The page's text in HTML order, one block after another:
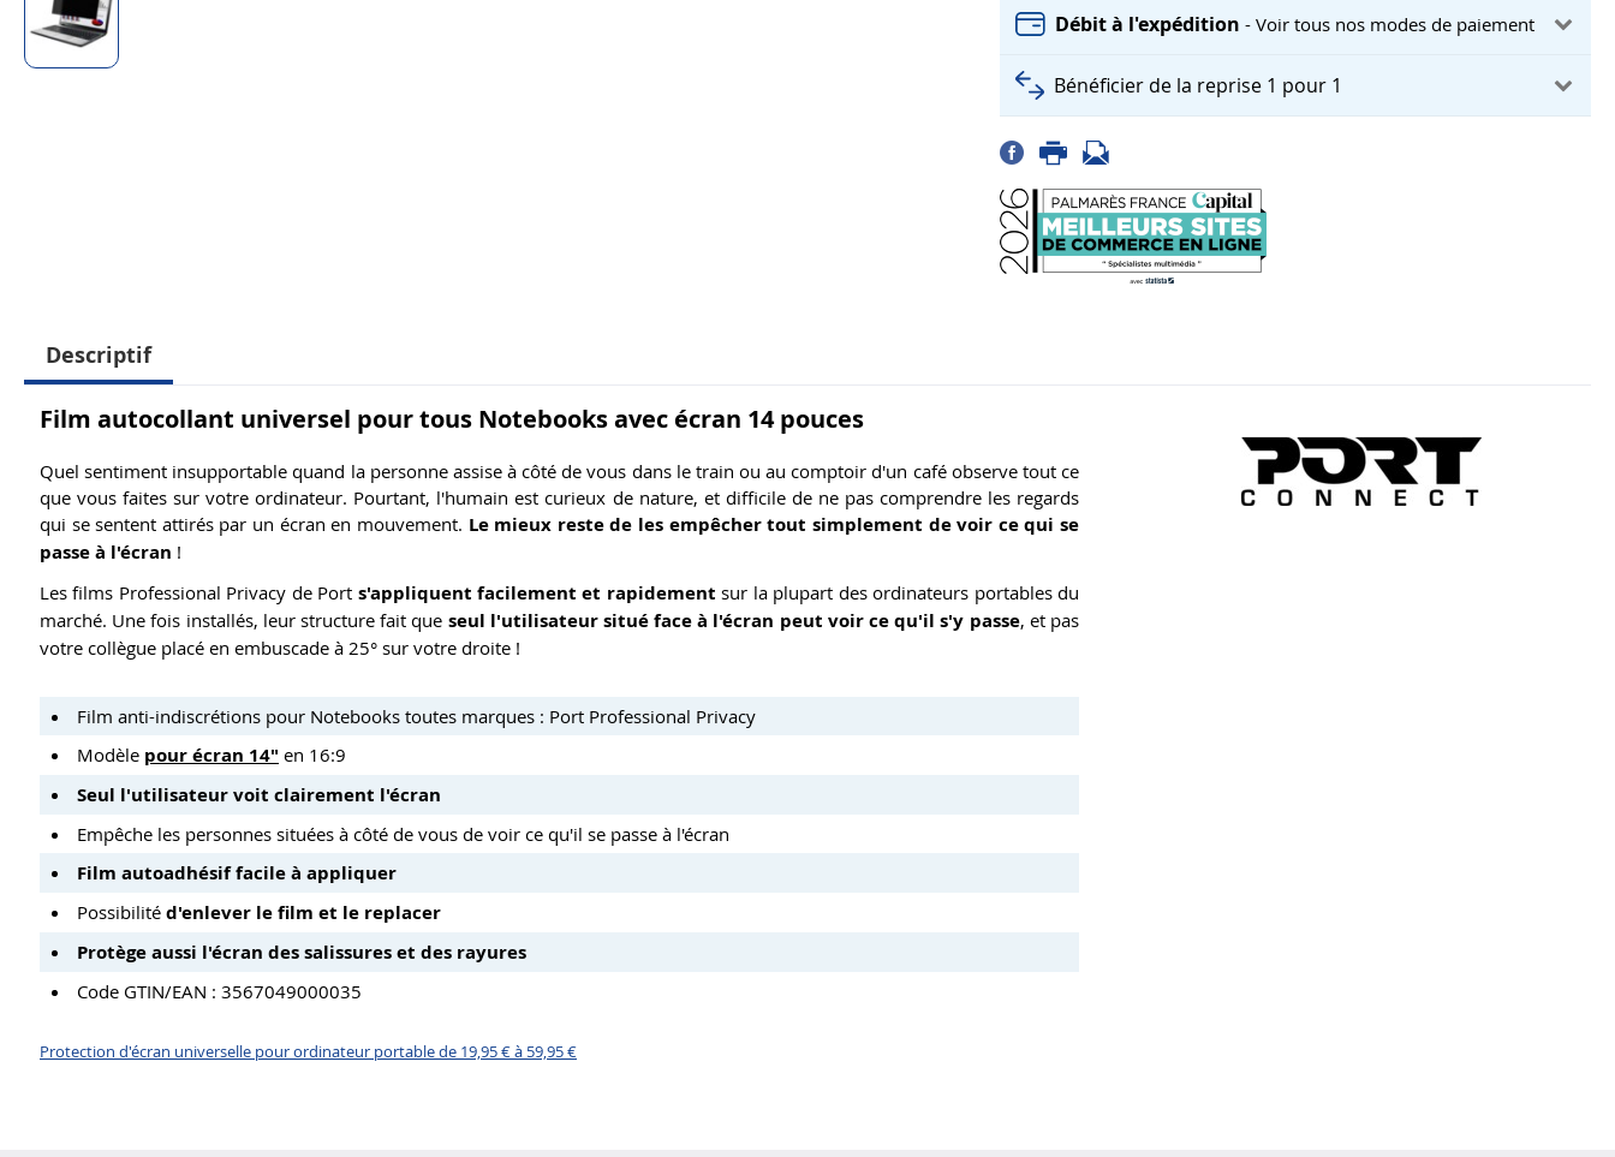
Débit à l'expédition- Voir tous nos modes de paiement
Bénéficier de la reprise 1 pour 1
Descriptif
Film autocollant universel pour tous Notebooks avec écran 14 pouces
Quel sentiment insupportable quand la personne assise à côté de vous dans le train ou au comptoir d'un café observe tout ce
que vous faites sur votre ordinateur. Pourtant, l'humain est curieux de nature, et difficile de ne pas comprendre les regards
qui se sentent attirés par un écran en mouvement. Le mieux reste de les empêcher tout simplement de voir ce qui se
passe à l'écran !
Les films Professional Privacy de Port s'appliquent facilement et rapidement sur la plupart des ordinateurs portables du
marché. Une fois installés, leur structure fait que seul l'utilisateur situé face à l'écran peut voir ce qu'il s'y passe, et pas
votre collègue placé en embuscade à 25° sur votre droite !
Film anti-indiscrétions pour Notebooks toutes marques : Port Professional Privacy
Modèle pour écran 14" en 16:9
Seul l'utilisateur voit clairement l'écran
Empêche les personnes situées à côté de vous de voir ce qu'il se passe à l'écran
Film autoadhésif facile à appliquer
Possibilité d'enlever le film et le replacer
Protège aussi l'écran des salissures et des rayures
Code GTIN/EAN : 3567049000035
Protection d'écran universelle pour ordinateur portable de 19,95 € à 59,95 €